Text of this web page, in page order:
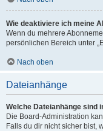
Wie deaktiviere ich meine
Wenn du mehrere
persönlichen Bereich unter
Nach oben
Dateianhänge
Welche Dateianhänge sind
Die Board-Administration
Falls du dir nicht sicher bist,